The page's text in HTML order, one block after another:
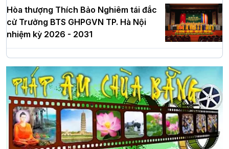
Hòa thượng Thích Bảo Nghiêm tái đắc
cử Trưởng BTS GHPGVN TP. Hà Nội
nhiệm kỳ 2026 - 2031
Hà Nội: Long trọng lễ khởi công xây
dựng Trung tâm văn hóa Phật giáo Thủ
đô
Hà Nội: Ngày tu học cuối cùng khép lại
khóa sinh hoạt Phật pháp mùa hè lần